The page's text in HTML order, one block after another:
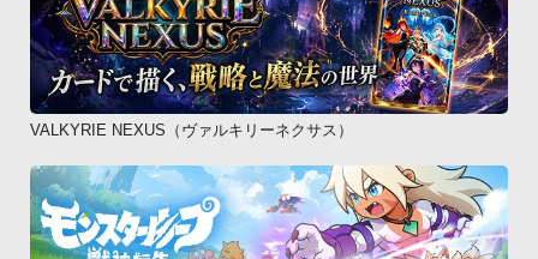
VALKYRIE NEXUS（ヴァルキリーネクサス）